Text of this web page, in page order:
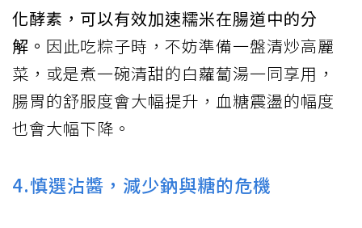
化酵素，可以有效加速糯米在腸道中的分
解。 因此吃粽子時，不妨準備一盤清炒高麗
菜，或是煮一碗清甜的白蘿蔔湯一同享用，
腸胃的舒服度會大幅提升，血糖震盪的幅度
也會大幅下降。
4.慎選沾醬，減少鈉與糖的危機